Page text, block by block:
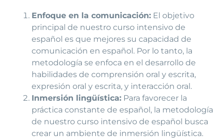
Enfoque en la comunicación: El objetivo
principal de nuestro curso intensivo de
español es que mejores su capacidad de
comunicación en español. Por lo tanto, la
metodología se enfoca en el desarrollo de
habilidades de comprensión oral y escrita,
expresión oral y escrita, y interacción oral.
Inmersión lingüística: Para favorecer la
práctica constante de español, la metodología
de nuestro curso intensivo de español busca
crear un ambiente de inmersión lingüística.